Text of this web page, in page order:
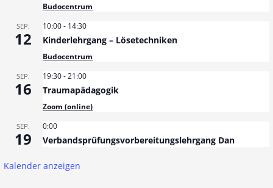
Budocentrum
SEP.
12
10:00- 14:30
Kinderlehrgang – Lösetechniken
Budocentrum
SEP.
16
19:30-21:00
Traumapädagogik
Zoom (online)
SEP.
19
0:00
Verbandsprüfungsvorbereitungslehrgang Dan
Kalender anzeigen